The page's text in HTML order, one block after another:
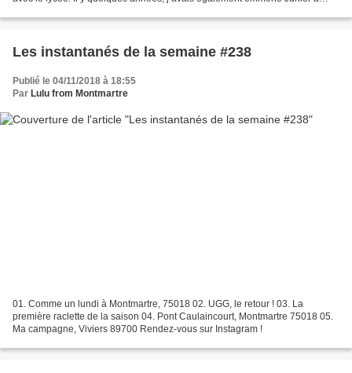
Les instantanés de la semaine #238
Publié le 04/11/2018 à 18:55
Par Lulu from Montmartre
01. Comme un lundi à Montmartre, 75018 02. UGG, le retour ! 03. La
première raclette de la saison 04. Pont Caulaincourt, Montmartre 75018 05.
Ma campagne, Viviers 89700 Rendez-vous sur Instagram !